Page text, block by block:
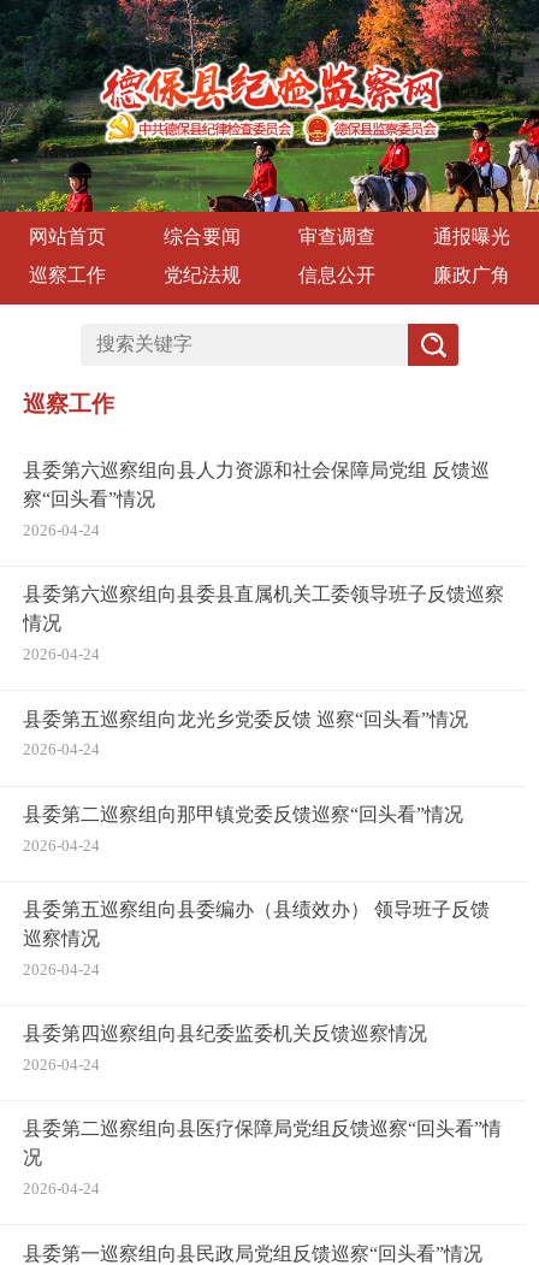
网站首页 综合要闻 审查调查
通报曝光
巡察工作
党纪法规 信息公开 廉政广角
巡察工作
县委第六巡察组向县人力资源和社会保障局党组 反馈巡
察“回头看”情况
2026-04-24
县委第六巡察组向县委县直属机关工委领导班子反馈巡察
情况
2026-04-24
县委第五巡察组向龙光乡党委反馈 巡察“回头看”情况
2026-04-24
县委第二巡察组向那甲镇党委反馈巡察“回头看”情况
2026-04-24
县委第五巡察组向县委编办（县绩效办） 领导班子反馈
巡察情况
2026-04-24
县委第四巡察组向县纪委监委机关反馈巡察情况
2026-04-24
县委第二巡察组向县医疗保障局党组反馈巡察“回头看”情
况
2026-04-24
县委第一巡察组向县民政局党组反馈巡察“回头看”情况